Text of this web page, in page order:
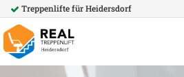
Treppenlifte fürHeidersdorf